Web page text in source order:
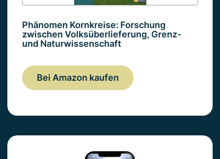
Phänomen Kornkreise: Forschung
zwischen Volksüberlieferung, Grenz-
und Naturwissenschaft
Bei Amazon kaufen